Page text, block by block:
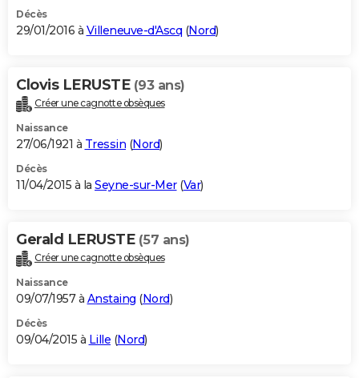
Décès
29/01/2016 à Villeneuve-d'Ascq (Nord)
Clovis LERUSTE (93 ans)
Créer une cagnotte obsèques
Naissance
27/06/1921 à Tressin (Nord)
Décès
11/04/2015 à la Seyne-sur-Mer(Var)
Gerald LERUSTE (57 ans)
Créer une cagnotte obsèques
Naissance
09/07/1957 à Anstaing (Nord)
Décès
09/04/2015 à Lille (Nord)